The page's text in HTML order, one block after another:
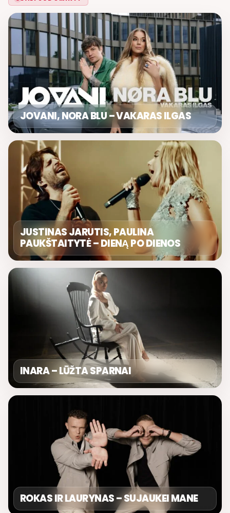
JOVANI, NORA BLU – VAKARAS ILGAS
JUSTINAS JARUTIS, PAULINA
PAUKŠTAITYTĖ – DIENĄ PO DIENOS
INARA – LŪŽTA SPARNAI
ROKAS IR LAURYNAS – SUJAUKEI MANE